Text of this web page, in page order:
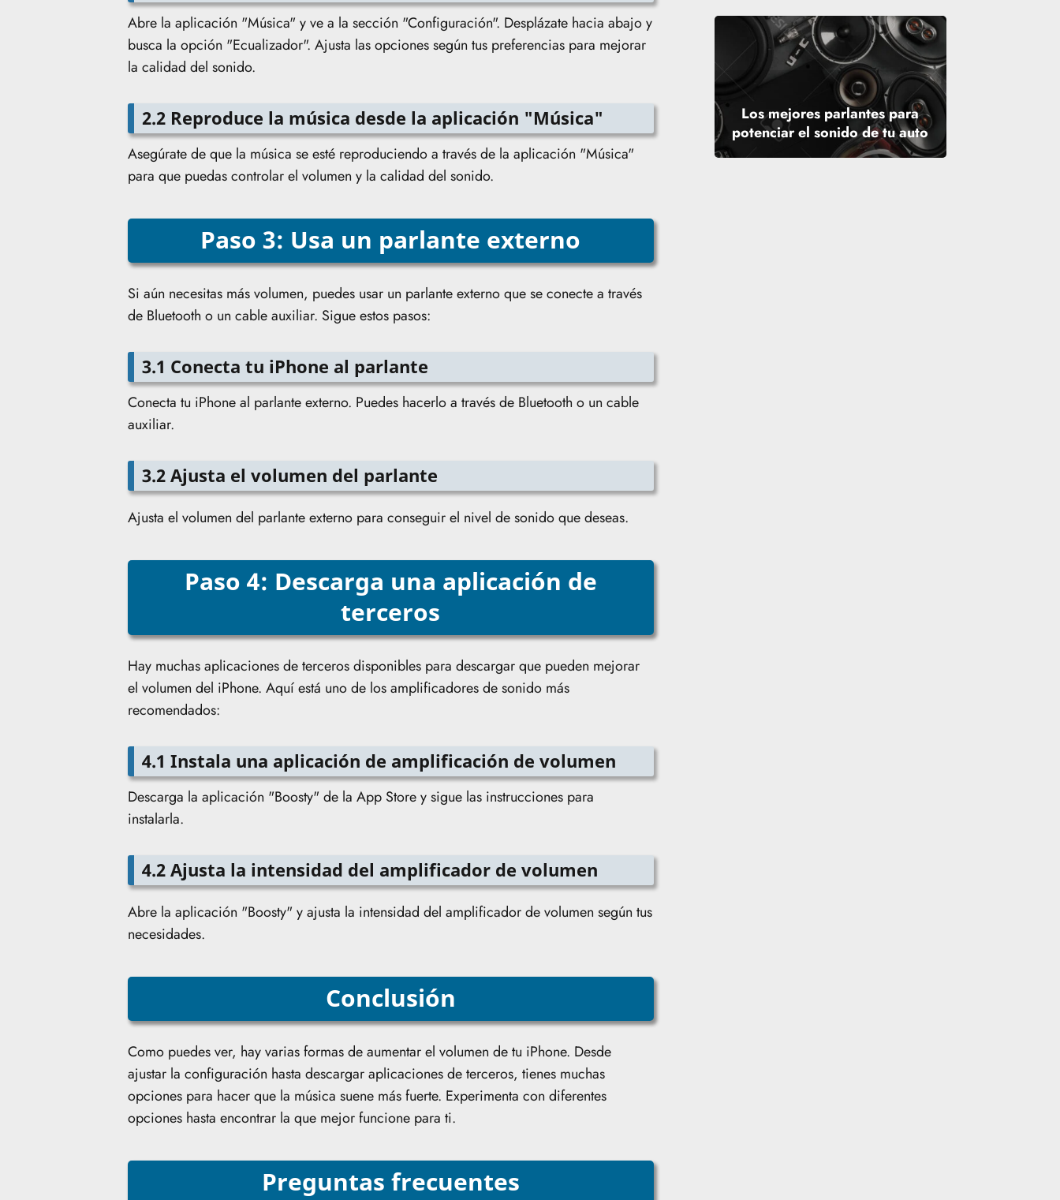
Abre la aplicación "Música" y ve a la sección "Configuración". Desplázate hacia abajo y
busca la opción "Ecualizador". Ajusta las opciones según tus preferencias para mejorar
la calidad del sonido.
2.2 Reproduce la música desde la aplicación "Música"
Asegúrate de que la música se esté reproduciendo a través de la aplicación "Música"
para que puedas controlar el volumen y la calidad del sonido.
Paso 3: Usa un parlante externo
Si aún necesitas más volumen, puedes usar un parlante externo que se conecte a través
de Bluetooth o un cable auxiliar. Sigue estos pasos:
3.1 Conecta tu iPhone al parlante
Conecta tu iPhone al parlante externo. Puedes hacerlo a través de Bluetooth o un cable
auxiliar.
3.2 Ajusta el volumen del parlante
Ajusta el volumen del parlante externo para conseguir el nivel de sonido que deseas.
Paso 4: Descarga una aplicación de
terceros
Hay muchas aplicaciones de terceros disponibles para descargar que pueden mejorar
el volumen del iPhone. Aquí está uno de los amplificadores de sonido más
recomendados:
4.1 Instala una aplicación de amplificación de volumen
Descarga la aplicación "Boosty" de la App Store y sigue las instrucciones para
instalarla.
4.2 Ajusta la intensidad del amplificador de volumen
Abre la aplicación "Boosty" y ajusta la intensidad del amplificador de volumen según tus
necesidades.
Conclusión
Como puedes ver, hay varias formas de aumentar el volumen de tu iPhone. Desde
ajustar la configuración hasta descargar aplicaciones de terceros, tienes muchas
opciones para hacer que la música suene más fuerte. Experimenta con diferentes
opciones hasta encontrar la que mejor funcione para ti.
Preguntas frecuentes
Los mejores parlantes para
potenciar el sonido de tu auto